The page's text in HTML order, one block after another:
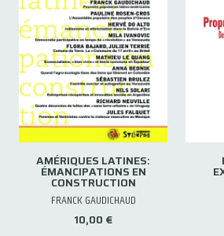
AMÉRIQUES LATINES:
ÉMANCIPATIONS EN
CONSTRUCTION
FRANCK GAUDICHAUD
10,00 €